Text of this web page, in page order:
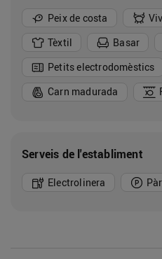
Peix de costa
Tèxtil
Basar
Petits electrodomèstics
Carn madurada
Serveis de l'establiment
Electrolinera